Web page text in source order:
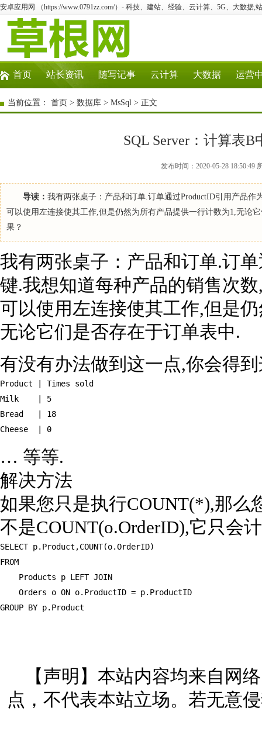
安卓应用网 （https://www.0791zz.com/）- 科技、建站、经验、云计算、5G、大数据,
首页 站长资讯 随写记事 云计算 大数据 运营
当前位置： 首页 > 数据库 > MsSql > 正文
SQL Server：计算表
发布时间：2020-05-28 18:50:49
导读： 我有两张桌子：产品和订单.订单通过ProductID引用产品
可以使用左连接使其工作,但是仍然为所有产品提供一行计数为1,无论
果？
我有两张桌子：产品和订单.订
键.我想知道每种产品的销售次
可以使用左连接使其工作,但是
无论它们是否存在于订单表中.
有没有办法做到这一点,你会得
Product | Times sold
Milk    | 5
Bread   | 18
Cheese  | 0
… 等等.
解决方法
如果您只是执行COUNT(*),那
不是COUNT(o.OrderID),它只会
SELECT p.Product,COUNT(o.OrderID)
FROM
    Products p LEFT JOIN
    Orders o ON o.ProductID = p.ProductID
GROUP BY p.Product
【声明】本站内容均来自网
点，不代表本站立场。若无意